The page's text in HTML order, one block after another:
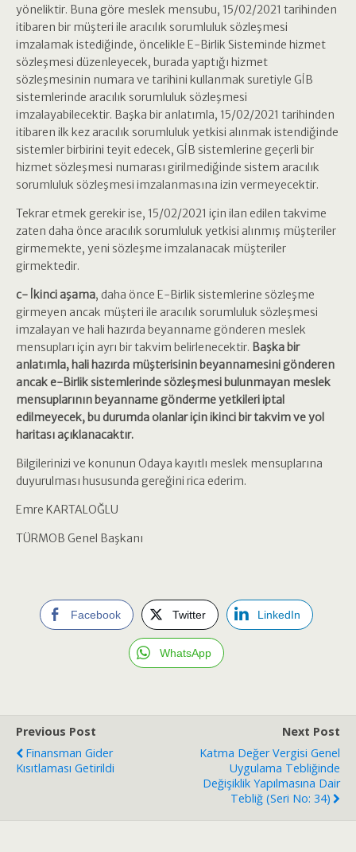
yöneliktir. Buna göre meslek mensubu, 15/02/2021 tarihinden
itibaren bir müşteri ile aracılık sorumluluk sözleşmesi
imzalamak istediğinde, öncelikle E-Birlik Sisteminde hizmet
sözleşmesi düzenleyecek, burada yaptığı hizmet
sözleşmesinin numara ve tarihini kullanmak suretiyle GİB
sistemlerinde aracılık sorumluluk sözleşmesi
imzalayabilecektir. Başka bir anlatımla, 15/02/2021 tarihinden
itibaren ilk kez aracılık sorumluluk yetkisi alınmak istendiğinde
sistemler birbirini teyit edecek, GİB sistemlerine geçerli bir
hizmet sözleşmesi numarası girilmediğinde sistem aracılık
sorumluluk sözleşmesi imzalanmasına izin vermeyecektir.
Tekrar etmek gerekir ise, 15/02/2021 için ilan edilen takvime
zaten daha önce aracılık sorumluluk yetkisi alınmış müşteriler
girmemekte, yeni sözleşme imzalanacak müşteriler
girmektedir.
c- İkinci aşama, daha önce E-Birlik sistemlerine sözleşme
girmeyen ancak müşteri ile aracılık sorumluluk sözleşmesi
imzalayan ve hali hazırda beyanname gönderen meslek
mensupları için ayrı bir takvim belirlenecektir. Başka bir
anlatımla, hali hazırda müşterisinin beyannamesini gönderen
ancak e-Birlik sistemlerinde sözleşmesi bulunmayan meslek
mensuplarının beyanname gönderme yetkileri iptal
edilmeyecek, bu durumda olanlar için ikinci bir takvim ve yol
haritası açıklanacaktır.
Bilgilerinizi ve konunun Odaya kayıtlı meslek mensuplarına
duyurulması hususunda gereğini rica ederim.
Emre KARTALOĞLU
TÜRMOB Genel Başkanı
Facebook Twitter LinkedIn
WhatsApp
Previous Post
Finansman Gider
Kısıtlaması Getirildi
Next Post
Katma Değer Vergisi Genel
Uygulama Tebliğinde
Değişiklik Yapılmasına Dair
Tebliğ (Seri No: 34)